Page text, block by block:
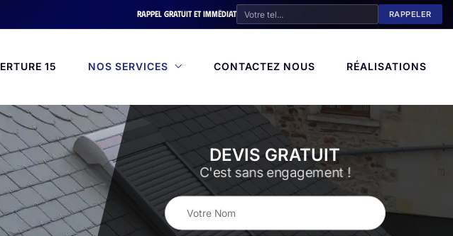
Rappel gratuit et immédiat
15 NOS SERVICES CONTACTEZ NOUS RÉALISATIONS
DEVIS GRATUIT
C'est sans engagement !